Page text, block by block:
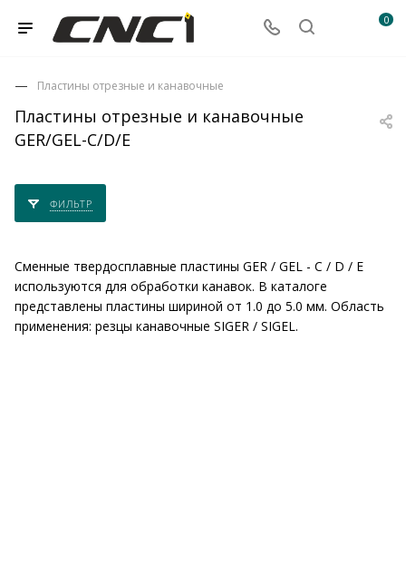
0
Пластины отрезные и канавочные
GER/GEL-C/D/E
Пластины отрезные и канавочные
ФИЛЬТР
Сменные твердосплавные пластины GER / GEL - C / D / E
используются для обработки канавок. В каталоге
представлены пластины шириной от 1.0 до 5.0 мм. Область
применения: резцы канавочные SIGER / SIGEL.